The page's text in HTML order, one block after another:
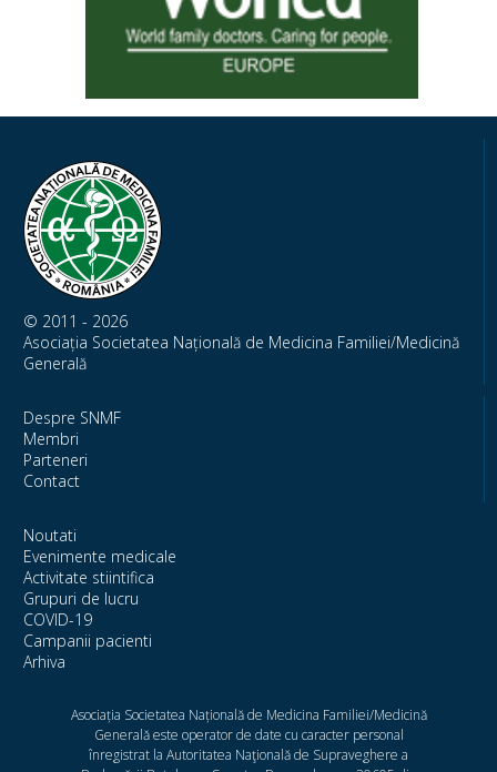
© 2011 - 2026
Asociația Societatea Națională de Medicina Familiei/Medicină
Generală
Despre SNMF
Membri
Parteneri
Contact
Noutati
Evenimente medicale
Activitate stiintifica
Grupuri de lucru
COVID-19
Campanii pacienti
Arhiva
Asociația Societatea Națională de Medicina Familiei/Medicină
Generală este operator de date cu caracter personal
înregistrat la Autoritatea Naţională de Supraveghere a